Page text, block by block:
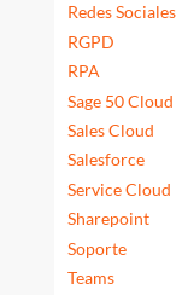
Redes Sociales
RGPD
RPA
Sage 50 Cloud
Sales Cloud
Salesforce
Service Cloud
Sharepoint
Soporte
Teams